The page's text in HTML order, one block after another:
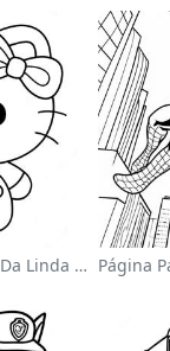
Página Para Colorir Da Linda Hello Kitty Com Laço